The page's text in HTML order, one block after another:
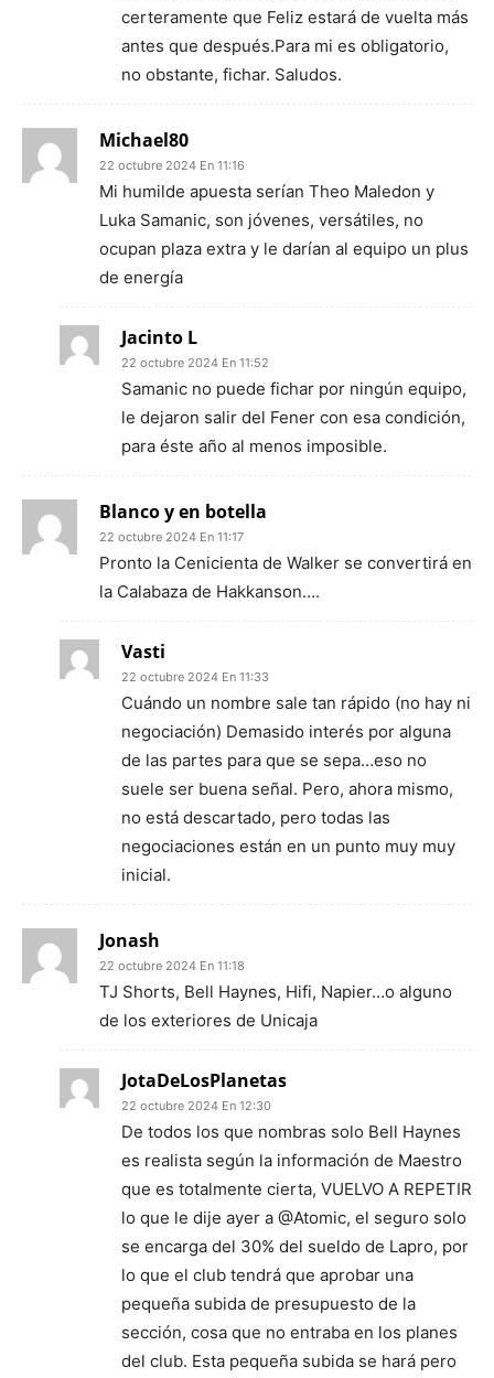
certeramente que Feliz estará de vuelta más
antes que después.Para mi es obligatorio,
no obstante, fichar. Saludos.
Michael80
22 octubre 2024 En 11:16
Mi humilde apuesta serían Theo Maledon y
Luka Samanic, son jóvenes, versátiles, no
ocupan plaza extra y le darían al equipo un plus
de energía
Jacinto L
22 octubre 2024 En 11:52
Samanic no puede fichar por ningún equipo,
le dejaron salir del Fener con esa condición,
para éste año al menos imposible.
Blanco y en botella
22 octubre 2024 En 11:17
Pronto la Cenicienta de Walker se convertirá en
la Calabaza de Hakkanson….
Vasti
22 octubre 2024 En 11:33
Cuándo un nombre sale tan rápido (no hay ni
negociación) Demasido interés por alguna
de las partes para que se sepa…eso no
suele ser buena señal. Pero, ahora mismo,
no está descartado, pero todas las
negociaciones están en un punto muy muy
inicial.
Jonash
22 octubre 2024 En 11:18
TJ Shorts, Bell Haynes, Hifi, Napier…o alguno
de los exteriores de Unicaja
JotaDeLosPlanetas
22 octubre 2024 En 12:30
De todos los que nombras solo Bell Haynes
es realista según la información de Maestro
que es totalmente cierta, VUELVO A REPETIR
lo que le dije ayer a @Atomic, el seguro solo
se encarga del 30% del sueldo de Lapro, por
lo que el club tendrá que aprobar una
pequeña subida de presupuesto de la
sección, cosa que no entraba en los planes
del club. Esta pequeña subida se hará pero